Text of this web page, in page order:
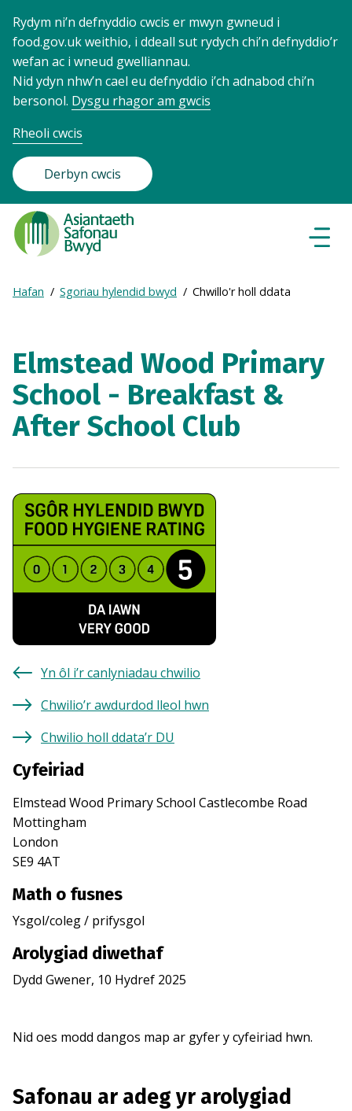
Rydym ni’n defnyddio cwcis er mwyn gwneud i
food.gov.uk weithio, i ddeall sut rydych chi’n defnyddio’r
wefan ac i wneud gwelliannau.
Nid ydyn nhw’n cael eu defnyddio i’ch adnabod chi’n
bersonol. Dysgu rhagor am gwcis
Rheoli cwcis
Derbyn cwcis
Food
Standards
Agency
Frontpage
Breadcrumb
Expand
breadcrumb
Hafan Sgoriau hylendid bwyd Chwillo'r holl ddata
Elmstead Wood Primary
School - Breakfast &
After School Club
Yn ôl i’r canlyniadau chwilio
Chwilio’r awdurdod lleol hwn
Chwilio holl ddata’r DU
Cyfeiriad
Elmstead Wood Primary School Castlecombe Road
Mottingham
London
SE9 4AT
Math o fusnes
Ysgol/coleg / prifysgol
Arolygiad diwethaf
Dydd Gwener, 10 Hydref 2025
Nid oes modd dangos map ar gyfer y cyfeiriad hwn.
Safonau ar adeg yr arolygiad